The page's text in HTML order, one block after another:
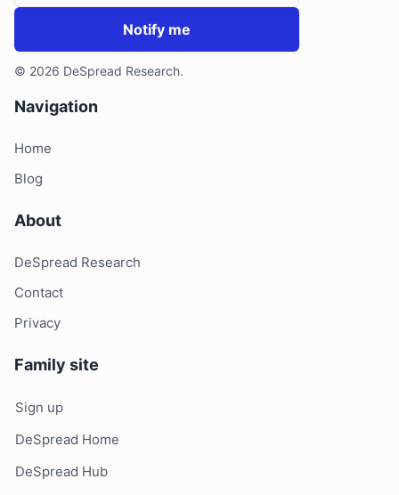
3.2. 增长和关键指标
3.3. 对 Stacks 网络的贡献：StackingDAO V2
4. 结论
Notify me
© 2026 DeSpread Research.
Navigation
Home
Blog
About
DeSpread Research
Contact
Privacy
Family site
Sign up
DeSpread Home
DeSpread Hub